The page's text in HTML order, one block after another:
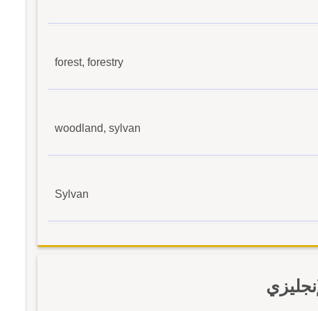
forest, forestry
woodland, sylvan
Sylvan